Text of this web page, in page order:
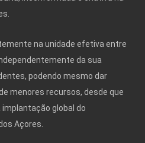
na unidade efetiva entre
da sua
podendo mesmo dar
menores recursos, desde que
global do
Açores.